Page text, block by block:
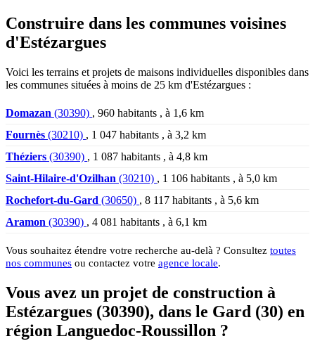
Construire dans les communes voisines
d'Estézargues
Voici les terrains et projets de maisons individuelles disponibles dans
les communes situées à moins de 25 km d'Estézargues :
Domazan (30390) , 960 habitants , à 1,6 km
Fournès (30210) , 1 047 habitants , à 3,2 km
Théziers (30390) , 1 087 habitants , à 4,8 km
Saint-Hilaire-d'Ozilhan (30210) , 1 106 habitants , à 5,0 km
Rochefort-du-Gard (30650) , 8 117 habitants , à 5,6 km
Aramon (30390) , 4 081 habitants , à 6,1 km
Vous souhaitez étendre votre recherche au-delà ? Consultez toutes
nos communes ou contactez votre agence locale.
Vous avez un projet de construction à
Estézargues (30390), dans le Gard (30) en
région Languedoc-Roussillon ?